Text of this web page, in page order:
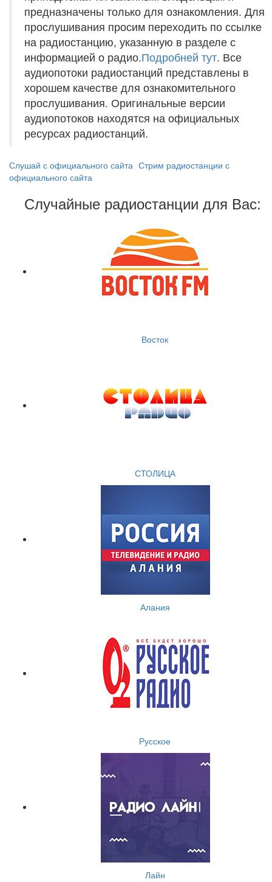
предназначены только для ознакомления. Для
прослушивания просим переходить по ссылке
на радиостанцию, указанную в разделе с
информацией о радио.Подробней тут. Все
аудиопотоки радиостанций представлены в
хорошем качестве для ознакомительного
прослушивания. Оригинальные версии
аудиопотоков находятся на официальных
ресурсах радиостанций.
Слушай с официального сайта Стрим радиостанции с
официального сайта
Случайные радиостанции для Вас:
Восток
СТОЛИЦА
Алания
Русское
Лайн